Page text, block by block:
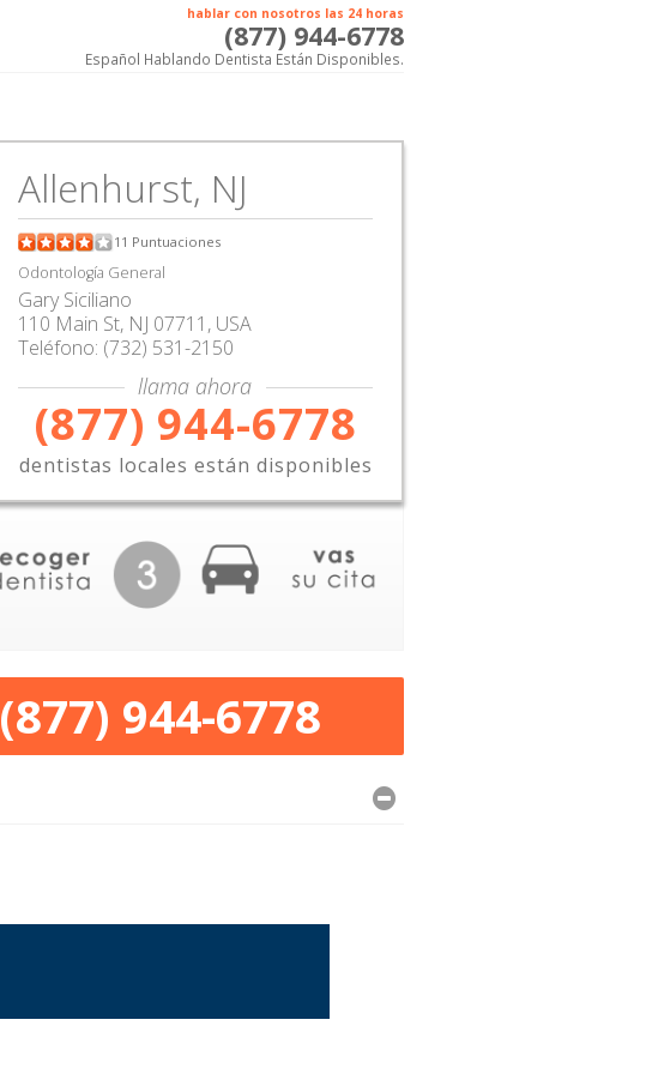
hablar con nosotros las 24 horas
(877) 944-6778
Español Hablando Dentista Están Disponibles.
Allenhurst, NJ
11 Puntuaciones
Odontología General
Gary Siciliano
110 Main St, NJ 07711, USA
Teléfono: (732) 531-2150
llama ahora
(877) 944-6778
dentistas locales están disponibles
(877) 944-6778